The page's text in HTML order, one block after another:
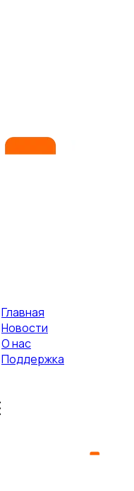
Главная
Новости
О нас
Поддержка